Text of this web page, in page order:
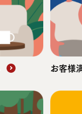
お客様